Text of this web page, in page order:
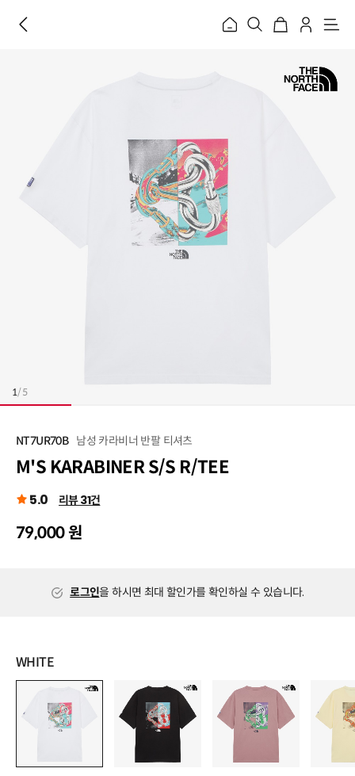
홈
메
1/5
NT7UR70B 남성 카라비너 반팔 티셔츠
M'S KARABINER S/S R/TEE
5.0 리뷰 31건
79,000 원
로그인을 하시면 최대 할인가를 확인하실 수 있습니다.
WHITE